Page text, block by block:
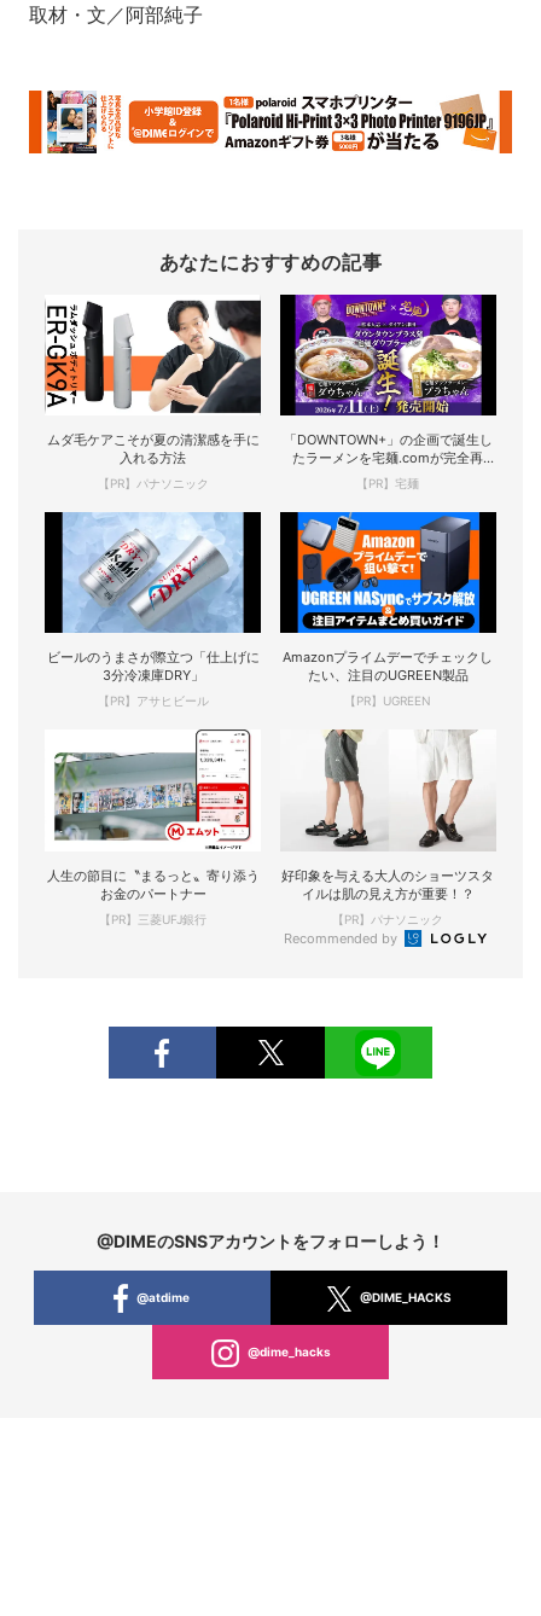
取材・文／阿部純子
あなたにおすすめの記事
ムダ毛ケアこそが夏の清潔感を手に
入れる方法
【PR】パナソニック
「DOWNTOWN+」の企画で誕生し
たラーメンを宅麺.comが完全再
現！
【PR】宅麺
ビールのうまさが際立つ「仕上げに
3分冷凍庫DRY」
【PR】アサヒビール
Amazonプライムデーでチェックし
たい、注目のUGREEN製品
【PR】UGREEN
人生の節目に〝まるっと〟寄り添う
お金のパートナー
【PR】三菱UFJ銀行
好印象を与える大人のショーツスタ
イルは肌の見え方が重要！？
【PR】パナソニック
Recommended by
@DIMEのSNSアカウントをフォローしよう！
@atdime @DIME_HACKS
@dime_hacks